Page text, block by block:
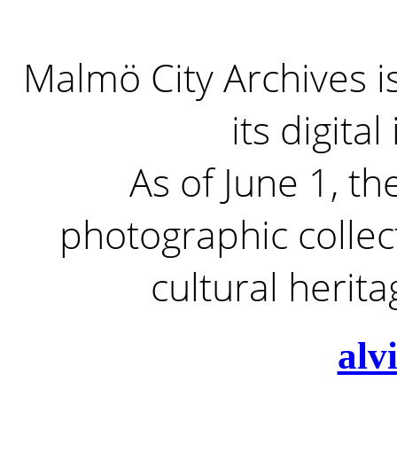
Malmö City Archives
its digital
As of June 1,
photographic
cultural